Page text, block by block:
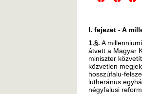
I. fejezet - A
1.§. A
átvett a Magyar
miniszter
közvetlen
hosszúfalu-
lutheránus
négyfalusi